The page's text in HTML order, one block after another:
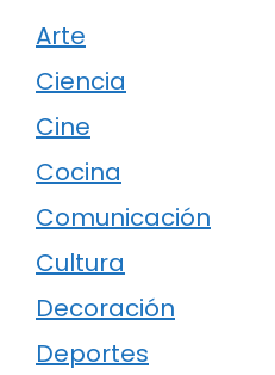
Arte
Ciencia
Cine
Cocina
Comunicación
Cultura
Decoración
Deportes